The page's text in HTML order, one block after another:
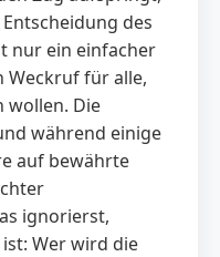
des
nur ein einfacher
Weckruf für alle,
wollen. Die
während einige
auf bewährte
ignorierst,
Wer wird die